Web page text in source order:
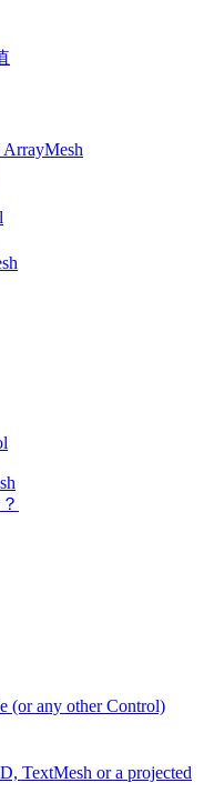
ArrayMesh
(or any other Control)
TextMesh or a projected